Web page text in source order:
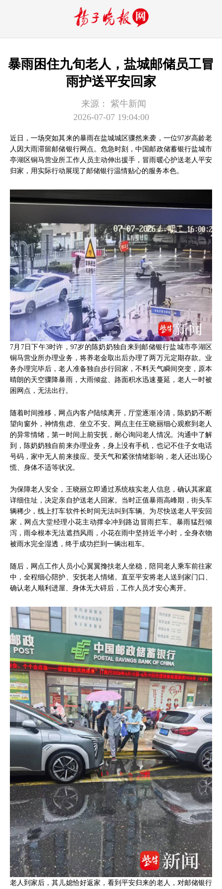
暴雨困住九旬老人，盐城邮储员工冒
雨护送平安回家
来源：
紫牛新闻
2026-07-07 19:04:00
近日，一场突如其来的暴雨在盐城城区骤然来袭，一位97岁高龄老
人因大雨滞留邮储银行网点。危急时刻，中国邮政储蓄银行盐城市
亭湖区铜马营业所工作人员主动伸出援手，冒雨暖心护送老人平安
归家，用实际行动展现了邮储银行温情贴心的服务本色。
7月7日下午3时许，97岁的陈奶奶独自来到邮储银行盐城市亭湖区
铜马营业所办理业务，将养老金取出后办理了两万元定期存款。业
务办理完毕后，老人准备独自步行回家，不料天气瞬间突变，原本
晴朗的天空骤降暴雨，大雨倾盆、路面积水迅速蔓延，老人一时被
困网点，无法出行。
随着时间推移，网点内客户陆续离开，厅堂逐渐冷清，陈奶奶不断
望向窗外，神情焦虑、坐立不安。网点主任王晓丽细心观察到老人
的异常情绪，第一时间上前安抚，耐心询问老人情况。沟通中了解
到，陈奶奶独自前来办理业务，身上没有手机，也记不住子女电话
号码，家中无人前来接应。受天气和紧张情绪影响，老人还出现心
慌、身体不适等状况。
为保障老人安全，王晓丽立即通过系统核实老人信息，确认其家庭
详细住址，决定亲自护送老人回家。当时正值暴雨高峰期，街头车
辆稀少，线上打车软件长时间无法叫到车辆。为尽快送老人平安回
家，网点大堂经理小花主动撑伞冲到路边冒雨拦车。暴雨猛烈倾
泻，雨伞根本无法遮挡风雨，小花在雨中坚持近半小时，全身衣物
被雨水完全湿透，终于成功拦到一辆出租车。
随后，网点工作人员小心翼翼搀扶老人坐稳，陪同老人乘车前往家
中，全程细心陪护、安抚老人情绪。直至平安将老人送到家门口、
确认老人顺利进屋、身体无大碍后，工作人员才安心离开。
老人到家后，其儿媳恰好返家，看到平安归来的老人，对邮储银行